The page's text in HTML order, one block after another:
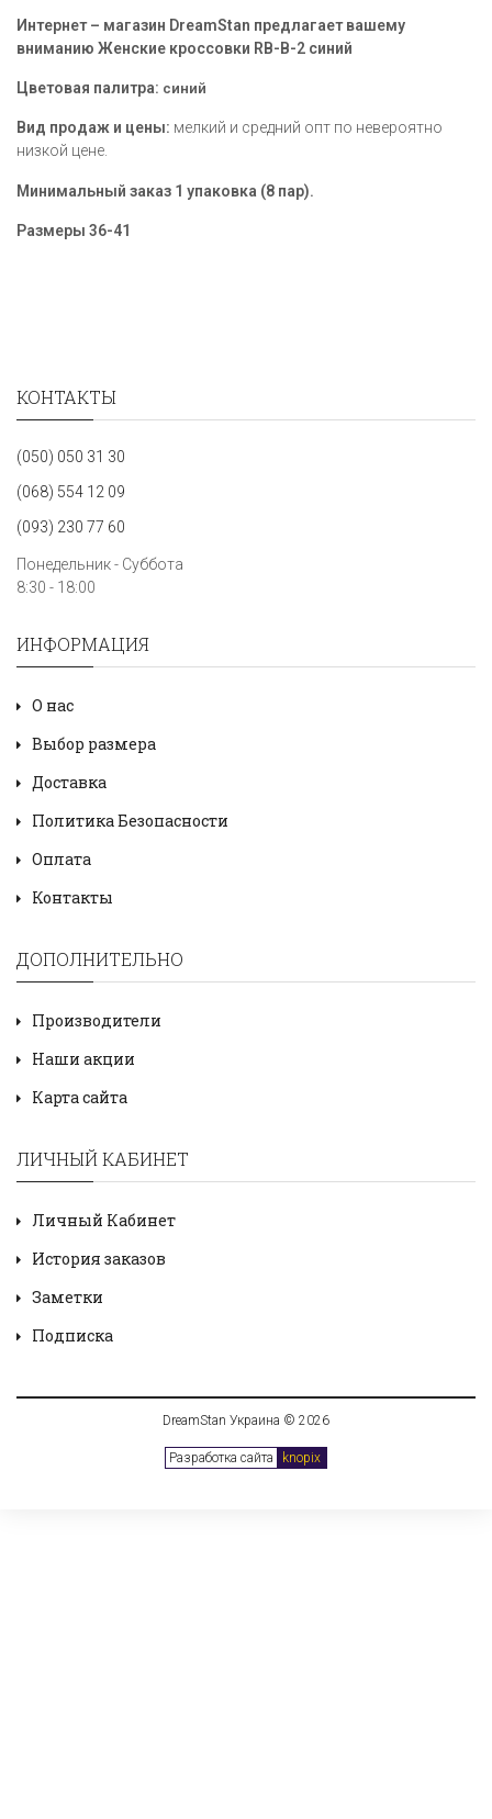
Интернет – магазин DreamStan предлагает вашему
вниманию Женские кроссовки RB-B-2 синий
Цветовая палитра: синий
Вид продаж и цены: мелкий и средний опт по невероятно
низкой цене.
Минимальный заказ 1 упаковка (8 пар).
Размеры 36-41
КОНТАКТЫ
(050) 050 31 30
(068) 554 12 09
(093) 230 77 60
Понедельник - Суббота
8:30 - 18:00
ИНФОРМАЦИЯ
О нас
Выбор размера
Доставка
Политика Безопасности
Оплата
Контакты
ДОПОЛНИТЕЛЬНО
Производители
Наши акции
Карта сайта
ЛИЧНЫЙ КАБИНЕТ
Личный Кабинет
История заказов
Заметки
Подписка
DreamStan Украина © 2026
Разработка сайта knopix